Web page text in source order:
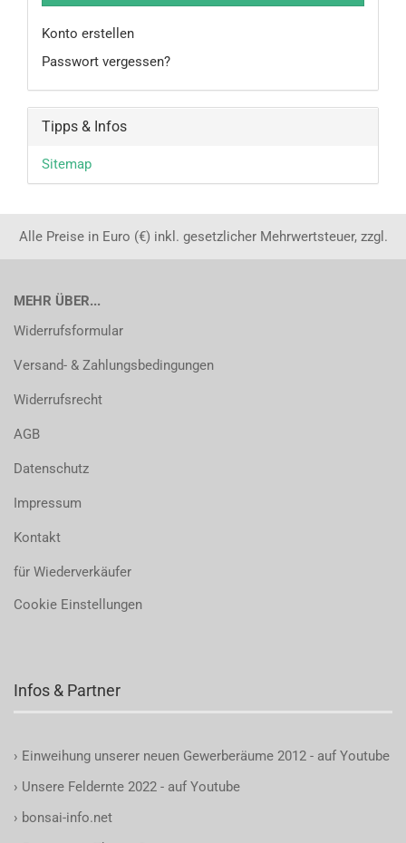
Konto erstellen
Passwort vergessen?
Tipps & Infos
Sitemap
Alle Preise in Euro (€) inkl. gesetzlicher Mehrwertsteuer, zzgl.
MEHR ÜBER...
Widerrufsformular
Versand- & Zahlungsbedingungen
Widerrufsrecht
AGB
Datenschutz
Impressum
Kontakt
für Wiederverkäufer
Cookie Einstellungen
Infos & Partner
› Einweihung unserer neuen Gewerberäume 2012 - auf Youtube
› Unsere Feldernte 2022 - auf Youtube
› bonsai-info.net